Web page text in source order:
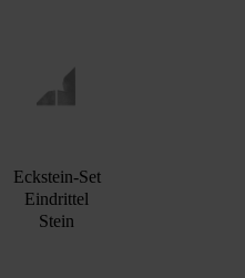
Eckstein-Set
Eindrittel
Stein